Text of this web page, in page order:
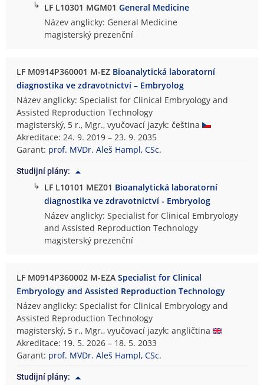
↳ LF L10301 MGM01General Medicine
Název anglicky: General Medicine
magisterský prezenční
LF M0914P360001 M-EZ Bioanalytická laboratorní
diagnostika ve zdravotnictví – Embryolog
Název anglicky: Specialist for Clinical Embryology and
Assisted Reproduction Technology
magisterský, 5 r., Mgr., vyučovací jazyk: čeština
Akreditace: 24. 9. 2019 – 23. 9. 2035
Garant: prof. MVDr. Aleš Hampl, CSc.
Studijní plány:
↳ LF L10101 MEZ01 Bioanalytická laboratorní
diagnostika ve zdravotnictví - Embryolog
Název anglicky: Specialist for Clinical Embryology
and Assisted Reproduction Technology
magisterský prezenční
LF M0914P360002 M-EZASpecialist for Clinical
Embryology and Assisted Reproduction Technology
Název anglicky: Specialist for Clinical Embryology and
Assisted Reproduction Technology
magisterský, 5 r., Mgr., vyučovací jazyk: angličtina
Akreditace: 19. 5. 2026 – 18. 5. 2033
Garant: prof. MVDr. Aleš Hampl, CSc.
Studijní plány: